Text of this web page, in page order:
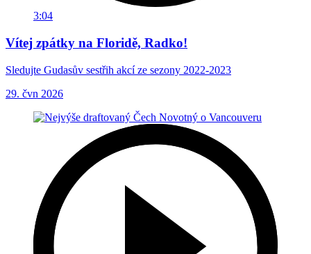
3:04
Vítej zpátky na Floridě, Radko!
Sledujte Gudasův sestřih akcí ze sezony 2022-2023
29. čvn 2026